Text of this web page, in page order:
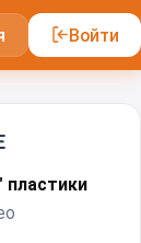
Войти
пластики⁠⁠